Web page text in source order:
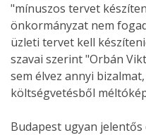
"mínuszos tervet
önkormányzat nem
üzleti tervet kell
szavai szerint "Orbán
sem élvez annyi
költségvetésből
Budapest ugyan